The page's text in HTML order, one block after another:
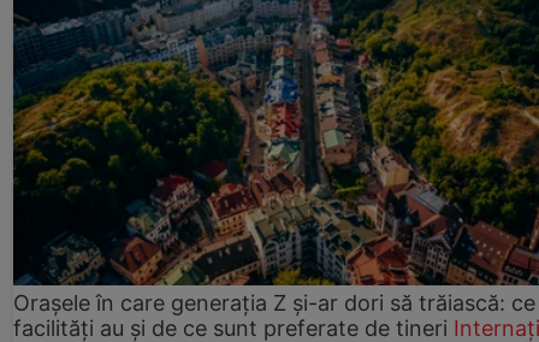
Orașele în care generația Z și-ar dori să trăiască: ce
facilități au și de ce sunt preferate de tineri